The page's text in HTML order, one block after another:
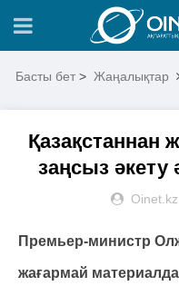
Басты бет > Жаңалықтар
Қазақстаннан
заңсыз әкету
Oinet.kz
Премьер-министр
жағармай